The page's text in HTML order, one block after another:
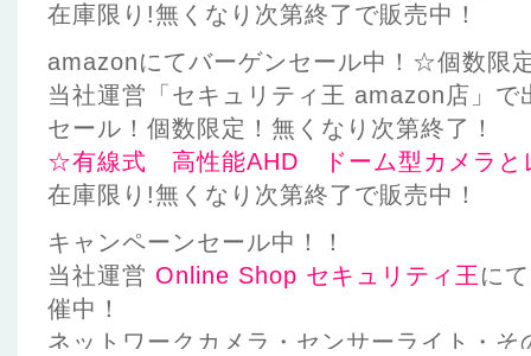
在庫限り!無くなり次第終了で販売中！
amazonにてバーゲンセール中！☆個数限
当社運営「セキュリティ王 amazon店」
セール！個数限定！無くなり次第終了！
☆有線式 高性能AHD ドーム型カメラと
在庫限り!無くなり次第終了で販売中！
キャンペーンセール中！！
当社運営 Online Shop セキュリティ王に
催中！
ネットワークカメラ・センサーライト・